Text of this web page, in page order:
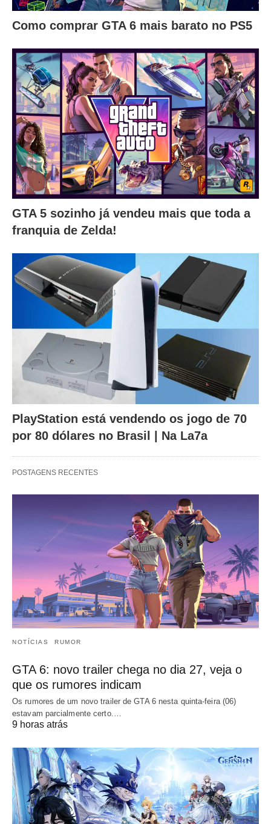
Como comprar GTA 6 mais barato no PS5
GTA 5 sozinho já vendeu mais que toda a
franquia de Zelda!
PlayStation está vendendo os jogo de 70
por 80 dólares no Brasil | Na La7a
POSTAGENS RECENTES
NOTÍCIAS RUMOR
GTA 6: novo trailer chega no dia 27, veja o
que os rumores indicam
Os rumores de um novo trailer de GTA 6 nesta quinta-feira (06)
estavam parcialmente certo.…
9 horas atrás